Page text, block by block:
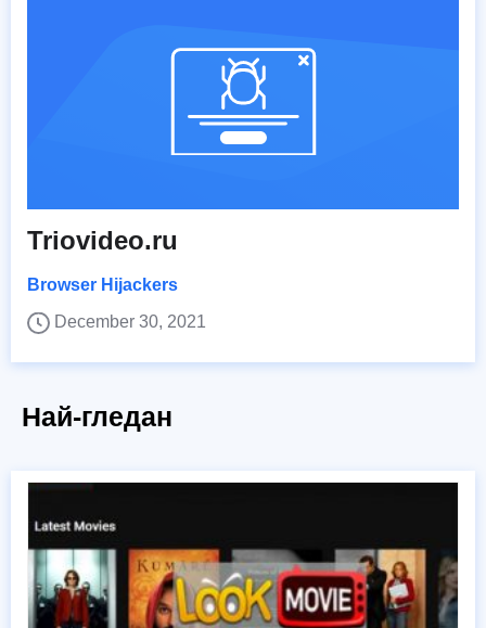
Triovideo.ru
Browser Hijackers
December 30, 2021
Най-гледан